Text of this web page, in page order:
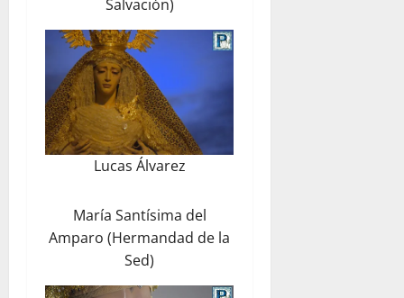
Salvación)
Lucas Álvarez
María Santísima del
Amparo (Hermandad de la
Sed)